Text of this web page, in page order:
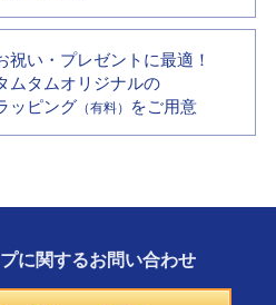
祝い・プレゼントに最適！
ムタムオリジナルの
ッピング （有料） をご用意
に関するお問い合わせ